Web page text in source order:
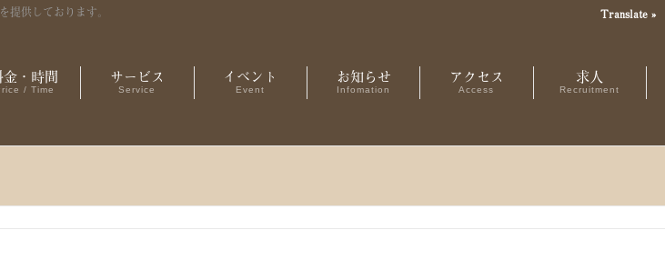
供しております。
金・時間
/ Time
サービス
Service
イベント
Event
お知らせ
Infomation
アクセス
Access
求人
Recruitment
Translate »